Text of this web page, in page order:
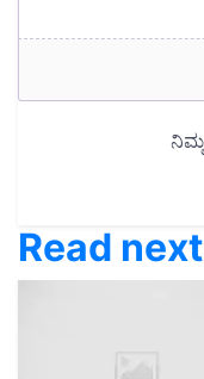
Read next